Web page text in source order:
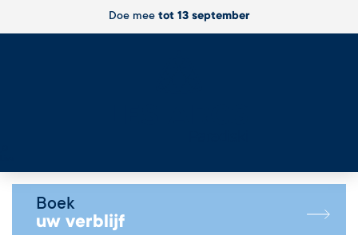
Doe mee tot 13 september
Boek
uw verblijf